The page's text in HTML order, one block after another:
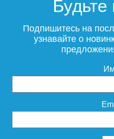
Смеситель для раковины
10 995
Будьте
Подпишитесь на
узнавайте о